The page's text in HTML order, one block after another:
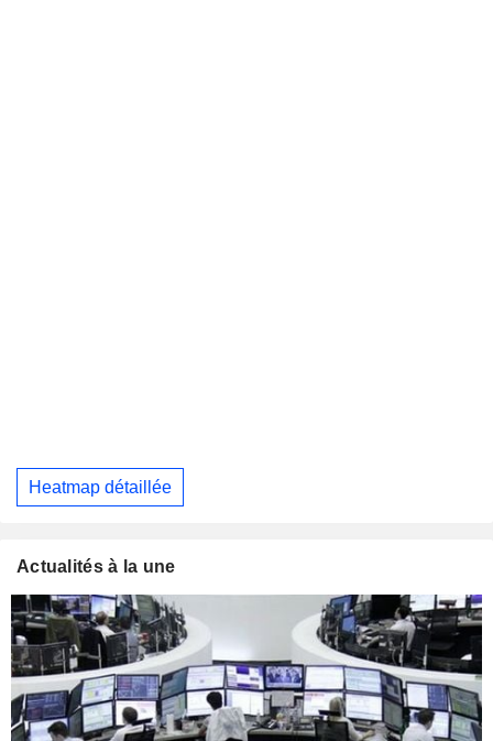
Heatmap détaillée
Actualités à la une